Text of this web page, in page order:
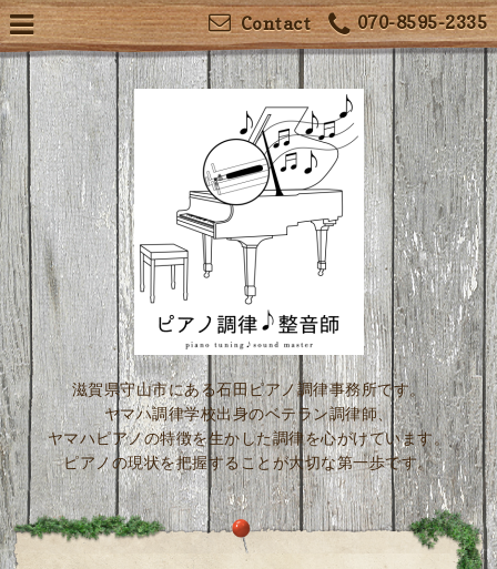
070-8595-2335
Contact
滋賀県守山市にある石田ピアノ調律事務所です。
ヤマハ調律学校出身のベテラン調律師、
ヤマハピアノの特徴を生かした調律を心がけています。
ピアノの現状を把握することが大切な第一歩です。